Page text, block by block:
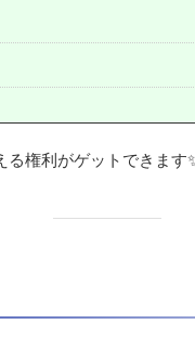
権利がゲットできます